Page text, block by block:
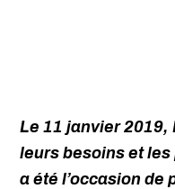
Le 11 janvier 2019,
leurs besoins et les
a été l’occasion de